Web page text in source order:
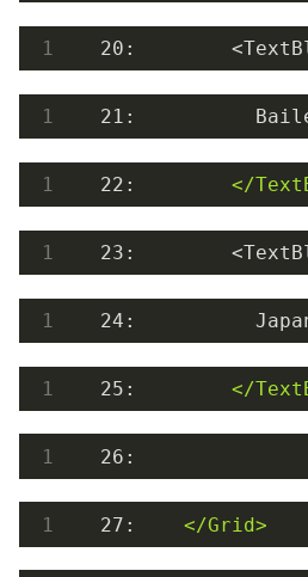
20 : <
21 :
  22:
</
23 : <
24 :
  25:
</
26 :
  27:
</Grid>